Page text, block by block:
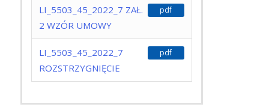
LI_5503_45_2022_7 ZAŁ.
2 WZÓR UMOWY
pdf
LI_5503_45_2022_7
ROZSTRZYGNIĘCIE
pdf